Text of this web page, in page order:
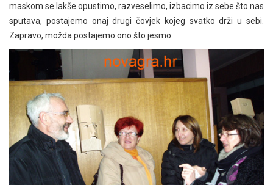
maskom se lakše opustimo, razveselimo, izbacimo iz sebe što nas
sputava, postajemo onaj drugi čovjek kojeg svatko drži u sebi.
Zapravo, možda postajemo ono što jesmo.